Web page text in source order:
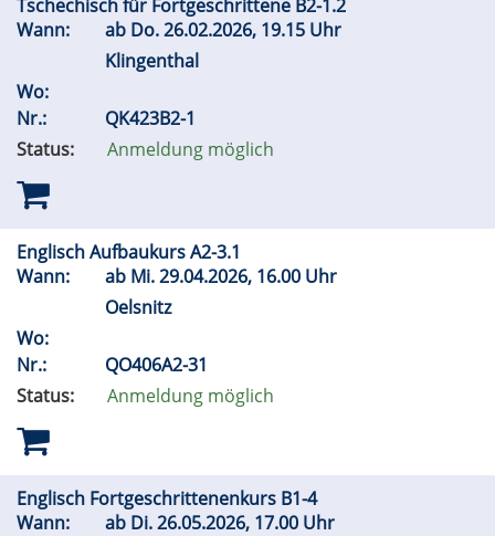
Tschechisch für Fortgeschrittene B2-1.2
Wann:
ab Do.26.02.2026, 19.15 Uhr
Klingenthal
Wo:
Nr.:
QK423B2-1
Status:
Anmeldung möglich
Englisch Aufbaukurs A2-3.1
Wann:
ab Mi.29.04.2026, 16.00 Uhr
Oelsnitz
Wo:
Nr.:
QO406A2-31
Status:
Anmeldung möglich
Englisch Fortgeschrittenenkurs B1-4
Wann:
ab Di.26.05.2026, 17.00 Uhr